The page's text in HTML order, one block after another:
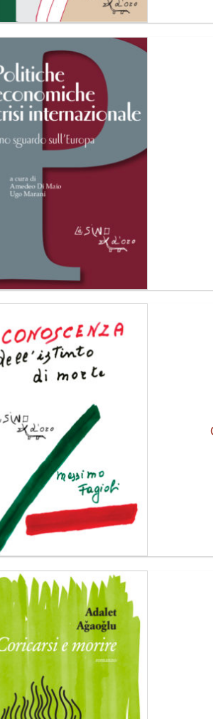
Aggiungi
alla lista
desideri
Aggiungi
alla lista
dei
desideri